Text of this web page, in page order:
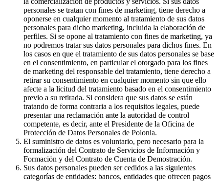
personales se tratan con fines de marketing, tiene derecho a
oponerse en cualquier momento al tratamiento de sus datos
personales para dicho marketing, incluida la elaboración de
perfiles. Si se opone al tratamiento con fines de marketing, ya
no podremos tratar sus datos personales para dichos fines. En
los casos en que el tratamiento de sus datos personales se base
en el consentimiento, en particular el otorgado para los fines
de marketing del responsable del tratamiento, tiene derecho a
retirar su consentimiento en cualquier momento sin que ello
afecte a la licitud del tratamiento basado en el consentimiento
previo a su retirada. Si considera que sus datos se están
tratando de forma contraria a los requisitos legales, puede
presentar una reclamación ante la autoridad de control
competente, es decir, ante el Presidente de la Oficina de
Protección de Datos Personales de Polonia.
El suministro de datos es voluntario, pero necesario para la
formalización del Contrato de Servicios de Información y
Formación y del Contrato de Cuenta de Demostración.
Sus datos personales pueden ser cedidos a las siguientes
categorías de entidades: bancos, entidades que ofrecen pagos